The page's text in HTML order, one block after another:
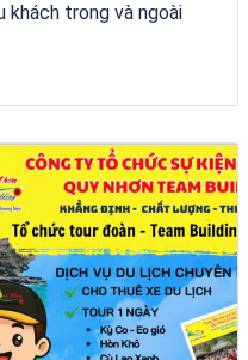
khách trong và ngoài